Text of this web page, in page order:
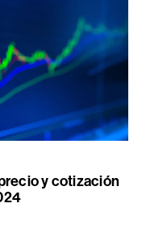
y cotización